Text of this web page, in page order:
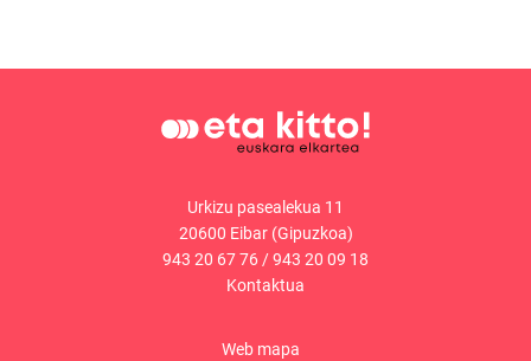
Urkizu pasealekua 11
20600 Eibar (Gipuzkoa)
943 20 67 76/943 20 09 18
Kontaktua
Web mapa